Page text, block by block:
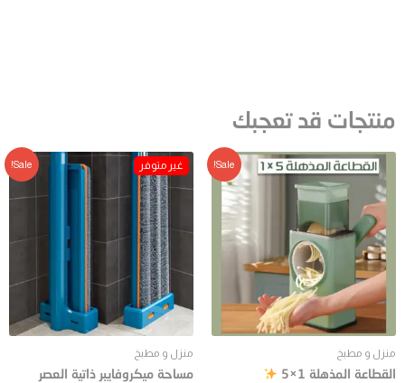
منتجات قد تعجبك
Sale!
منزل و مطبخ
القطاعة المذهلة 1×5
Sale!
منزل و مطبخ
مساحة ميكروفايبر ذاتية العصر